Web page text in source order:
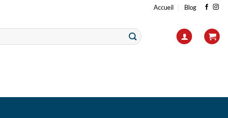
Accueil Blog